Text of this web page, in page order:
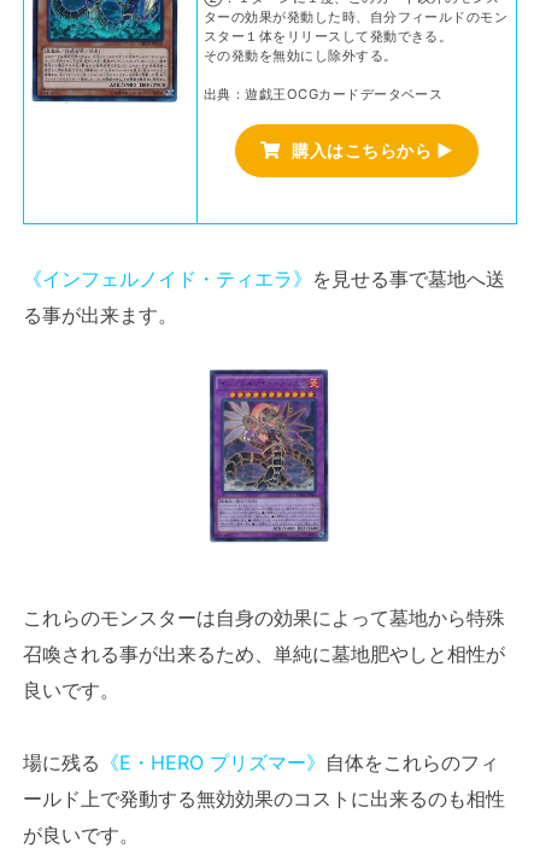
ターの効果が発動した時、自分フィールドのモン
スター１体をリリースして発動できる。
その発動を無効にし除外する。
出典：遊戯王OCGカードデータベース
購入はこちらから ▶
《インフェルノイド・ティエラ》 を見せる事で墓地へ送
る事が出来ます。
これらのモンスターは自身の効果によって墓地から特殊
召喚される事が出来るため、単純に墓地肥やしと相性が
良いです。
場に残る 《E・HERO プリズマー》 自体をこれらのフィ
ールド上で発動する無効効果のコストに出来るのも相性
が良いです。